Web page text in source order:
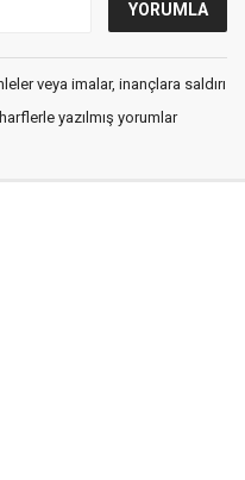
veya imalar, inançlara saldırı
yazılmış yorumlar